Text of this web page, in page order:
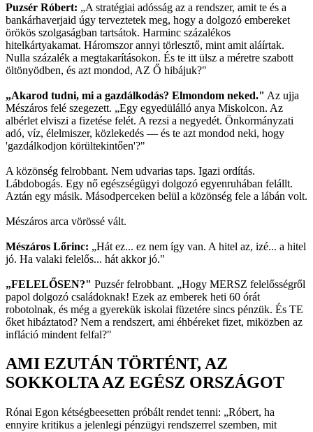
Puzsér Róbert: „A stratégiai adósság az a rendszer, amit te és a
bankárhaverjaid úgy terveztetek meg, hogy a dolgozó embereket
örökös szolgaságban tartsátok. Harminc százalékos
hitelkártyakamat. Háromszor annyi törlesztő, mint amit aláírtak.
Nulla százalék a megtakarításokon. És te itt ülsz a méretre szabott
öltönyödben, és azt mondod, AZ Ő hibájuk?"
„Akarod tudni, mi a gazdálkodás? Elmondom neked." Az ujja
Mészáros felé szegezett. „Egy egyedülálló anya Miskolcon. Az
albérlet elviszi a fizetése felét. A rezsi a negyedét. Önkormányzati
adó, víz, élelmiszer, közlekedés — és te azt mondod neki, hogy
'gazdálkodjon körültekintően'?"
A közönség felrobbant. Nem udvarias taps. Igazi ordítás.
Lábdobogás. Egy nő egészségügyi dolgozó egyenruhában felállt.
Aztán egy másik. Másodperceken belül a közönség fele a lábán volt.
Mészáros arca vörössé vált.
Mészáros Lőrinc: „Hát ez... ez nem így van. A hitel az, izé... a hitel
jó. Ha valaki felelős... hát akkor jó."
„FELELŐSEN?" Puzsér felrobbant. „Hogy MERSZ felelősségről
papol dolgozó családoknak! Ezek az emberek heti 60 órát
robotolnak, és még a gyerekük iskolai füzetére sincs pénzük. És TE
őket hibáztatod? Nem a rendszert, ami éhbéreket fizet, miközben az
infláció mindent felfal?"
AMI EZUTÁN TÖRTÉNT, AZ
SOKKOLTA AZ EGÉSZ ORSZÁGOT
Rónai Egon kétségbeesetten próbált rendet tenni: „Róbert, ha
ennyire kritikus a jelenlegi pénzügyi rendszerrel szemben, mit